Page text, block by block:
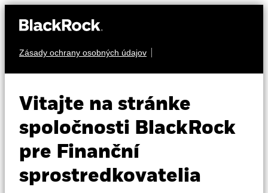
Zásady ochrany osobných údajov
Vitajte na stránke
spoločnosti BlackRock
pre Finanční
sprostredkovatelia
Vzdelávanie
Profesionálni investori
Slovakia
iShares MSCI EM
Consumer Growth
UCITS ETF